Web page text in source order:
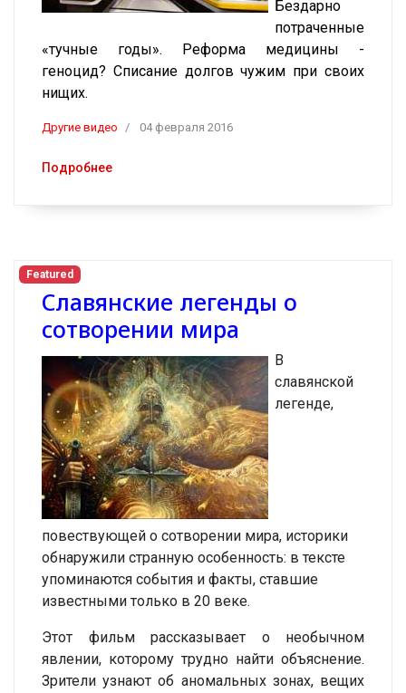
Бездарно
потраченные
«тучные годы». Реформа медицины -
геноцид? Списание долгов чужим при своих
нищих.
Другие видео 04 февраля 2016
Подробнее
Featured
Славянские легенды о
сотворении мира
В
славянской
легенде,
повествующей о сотворении мира, историки
обнаружили странную особенность: в тексте
упоминаются события и факты, ставшие
известными только в 20 веке.
Этот фильм рассказывает о необычном
явлении, которому трудно найти объяснение.
Зрители узнают об аномальных зонах, вещих